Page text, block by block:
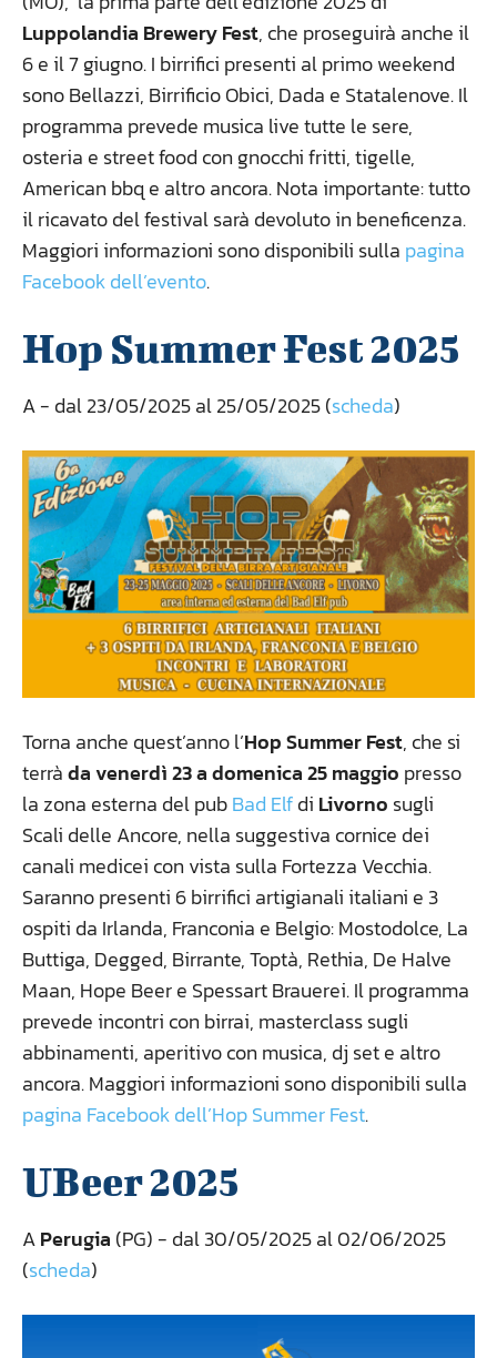
Luppolandia Brewery Fest, che proseguirà anche il
6 e il 7 giugno. I birrifici presenti al primo weekend
sono Bellazzi, Birrificio Obici, Dada e Statalenove. Il
programma prevede musica live tutte le sere,
osteria e street food con gnocchi fritti, tigelle,
American bbq e altro ancora. Nota importante: tutto
il ricavato del festival sarà devoluto in beneficenza.
Maggiori informazioni sono disponibili sulla pagina
Facebook dell’evento.
Hop Summer Fest 2025
A- dal 23/05/2025 al 25/05/2025 (scheda)
Torna anche quest’anno l’Hop Summer Fest, che si
terràda venerdì 23 a domenica 25 maggio presso
la zona esterna del pubBad Elfdi Livorno sugli
Scali delle Ancore, nella suggestiva cornice dei
canali medicei con vista sulla Fortezza Vecchia.
Saranno presenti 6 birrifici artigianali italiani e 3
ospiti da Irlanda, Franconia e Belgio: Mostodolce, La
Buttiga, Degged, Birrante, Toptà, Rethia, De Halve
Maan, Hope Beer e Spessart Brauerei. Il programma
prevede incontri con birrai, masterclass sugli
abbinamenti, aperitivo con musica, dj set e altro
ancora. Maggiori informazioni sono disponibili sulla
pagina Facebook dell’Hop Summer Fest.
UBeer 2025
APerugia (PG) - dal 30/05/2025 al 02/06/2025
(scheda)